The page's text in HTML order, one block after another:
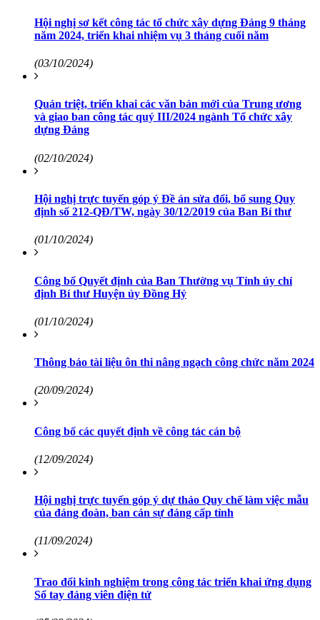
Hội nghị sơ kết công tác tổ chức xây dựng Đảng 9 tháng
năm 2024, triển khai nhiệm vụ 3 tháng cuối năm
(03/10/2024)
Quán triệt, triển khai các văn bản mới của Trung ương
và giao ban công tác quý III/2024 ngành Tổ chức xây
dựng Đảng
(02/10/2024)
Hội nghị trực tuyến góp ý Đề án sửa đổi, bổ sung Quy
định số 212-QĐ/TW, ngày 30/12/2019 của Ban Bí thư
(01/10/2024)
Công bố Quyết định của Ban Thường vụ Tỉnh ủy chỉ
định Bí thư Huyện ủy Đồng Hỷ
(01/10/2024)
Thông báo tài liệu ôn thi nâng ngạch công chức năm 2024
(20/09/2024)
Công bố các quyết định về công tác cán bộ
(12/09/2024)
Hội nghị trực tuyến góp ý dự thảo Quy chế làm việc mẫu
của đảng đoàn, ban cán sự đảng cấp tỉnh
(11/09/2024)
Trao đổi kinh nghiệm trong công tác triển khai ứng dụng
Sổ tay đảng viên điện tử